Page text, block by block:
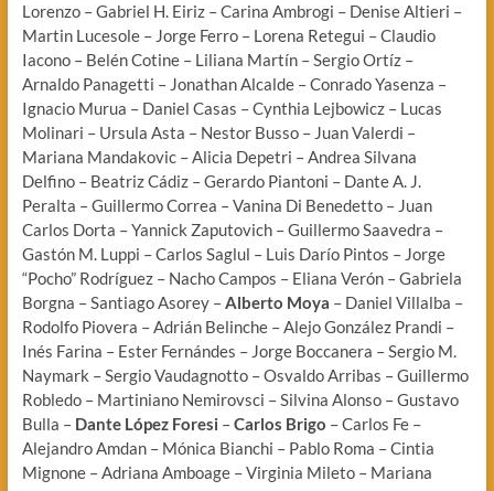
Lorenzo – Gabriel H. Eiriz – Carina Ambrogi – Denise Altieri –
Martin Lucesole – Jorge Ferro – Lorena Retegui – Claudio
Iacono – Belén Cotine – Liliana Martín – Sergio Ortíz –
Arnaldo Panagetti – Jonathan Alcalde – Conrado Yasenza –
Ignacio Murua – Daniel Casas – Cynthia Lejbowicz – Lucas
Molinari – Ursula Asta – Nestor Busso – Juan Valerdi –
Mariana Mandakovic – Alicia Depetri – Andrea Silvana
Delfino – Beatriz Cádiz – Gerardo Piantoni – Dante A. J.
Peralta – Guillermo Correa – Vanina Di Benedetto – Juan
Carlos Dorta – Yannick Zaputovich – Guillermo Saavedra –
Gastón M. Luppi – Carlos Saglul – Luis Darío Pintos – Jorge
“Pocho” Rodríguez – Nacho Campos – Eliana Verón – Gabriela
Borgna – Santiago Asorey –Alberto Moya – Daniel Villalba –
Rodolfo Piovera – Adrián Belinche – Alejo González Prandi –
Inés Farina – Ester Fernándes – Jorge Boccanera – Sergio M.
Naymark – Sergio Vaudagnotto – Osvaldo Arribas – Guillermo
Robledo – Martiniano Nemirovsci – Silvina Alonso – Gustavo
Bulla – Dante López Foresi –Carlos Brigo – Carlos Fe –
Alejandro Amdan – Mónica Bianchi – Pablo Roma – Cintia
Mignone – Adriana Amboage – Virginia Mileto – Mariana